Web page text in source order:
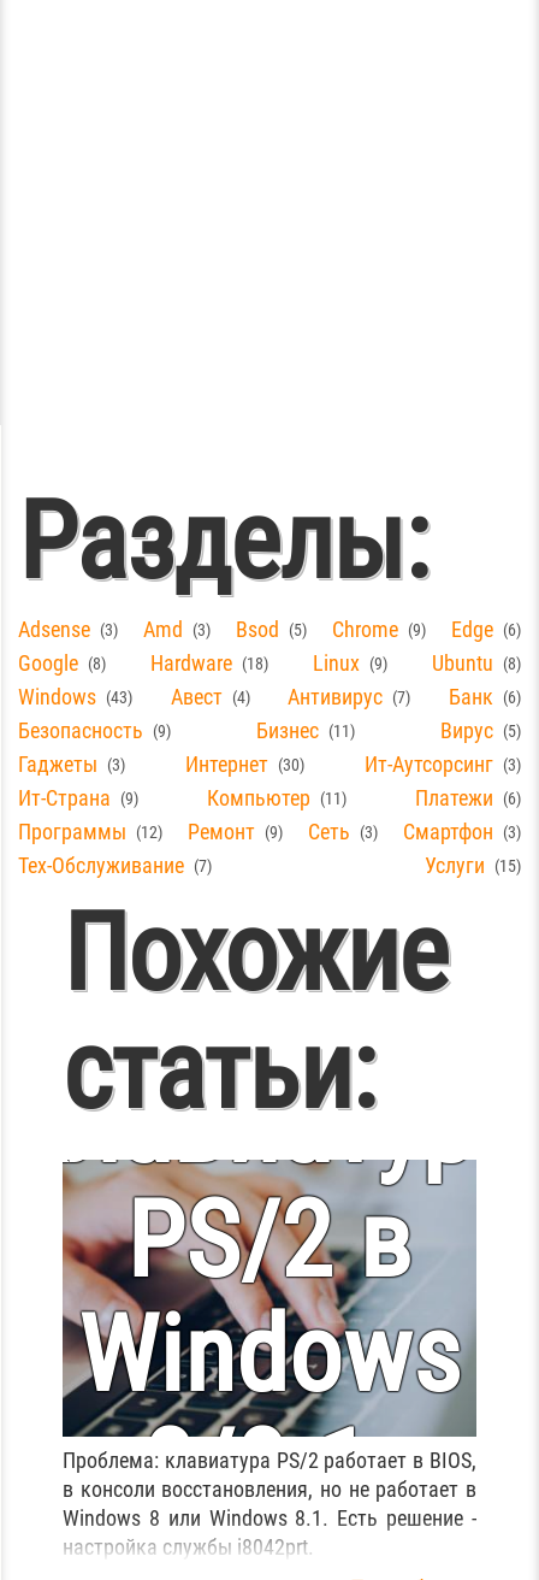
Разделы:
Adsense 3 Amd 3 Bsod 5 Chrome 9 Edge 6
Google 8 Hardware 18 Linux 9 Ubuntu 8
Windows 43 Авест 4 Антивирус 7 Банк 6
Безопасность 9 Бизнес 11 Вирус 5
Гаджеты 3 Интернет 30 Ит-Аутсорсинг 3
Ит-Страна 9 Компьютер 11 Платежи 6
Программы 12 Ремонт 9 Сеть 3 Смартфон 3
Тех-Обслуживание 7 Услуги 15
Похожие
статьи:
Не
работает
клавиатура
PS/2 в
Windows
8/8.1.
Проблема: клавиатура PS/2 работает в BIOS,
в консоли восстановления, но не работает в
Windows 8 или Windows 8.1. Есть решение -
настройка службы i8042prt.
Как